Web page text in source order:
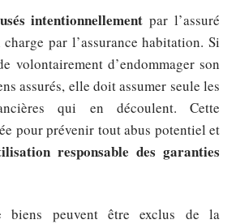
intentionnellement par l’assuré
par l’assurance habitation. Si
volontairement d’endommager son
assurés, elle doit assumer seule les
qui en découlent. Cette
pour prévenir tout abus potentiel et
responsable des garanties
biens peuvent être exclus de la